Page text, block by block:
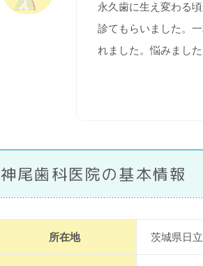
永久歯に生え変わる
診てもらいました。
れました。悩みまし
神尾歯科医院の基本情報
所在地 茨城県日